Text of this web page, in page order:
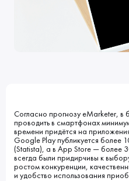
Развитие и карьерный рост
КОМПАНИЯ
НОВОСТИ
Согласно прогнозу eMarketer,
проводить в смартфонах
времени придётся на
Google Play публикуется более
(Statista), а в App Store — более
всегда были придирчивы к
ростом конкуренции,
и удобство использования